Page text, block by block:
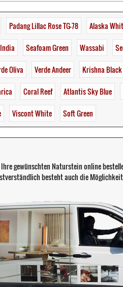
Padang Lillac Rose TG-78 Alaska
Seafoam Green Wassabi
Oliva Verde Andeer Krishna
Coral Reef Atlantis Sky Blue
Viscont White Soft Green
gewünschten Naturstein online
besteht auch die